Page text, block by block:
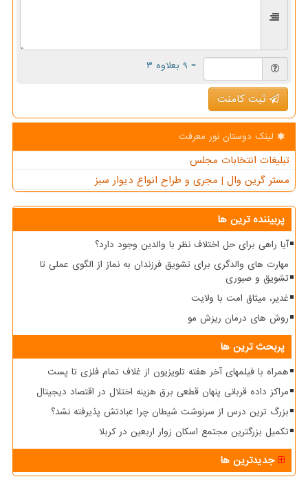
= ۹ بعلاوه ۳
ثبت کامنت
لینک دوستان نور معرفت
تبلیغات انتخابات مجلس
مستر گرین وال | مجری و طراح انواع دیوار سبز
پربیننده ترین ها
آیا راهی برای حل اختلاف نظر با والدین وجود دارد؟
مهارت های والدگری برای تشویق فرزندان به نماز از الگوی عملی تا
تشویق و صبوری
غدیر، میثاق امت با ولایت
روش های درمان ریزش مو
پربحث ترین ها
همراه با فیلمهای آخر هفته تلویزیون از غلاف تمام فلزی تا پست
مراکز داده قربانی پنهان قطعی برق هزینه اختلال در اقتصاد دیجیتال
بزرگ ترین درس از سرنوشت شیطان چرا عبادتش پذیرفته نشد؟
تکمیل بزرگترین مجتمع اسکان زوار اربعین در کربلا
جدیدترین ها